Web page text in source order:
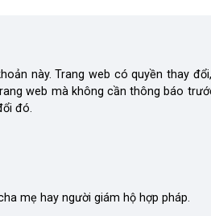
này. Trang web có quyền thay
web mà không cần thông báo
đó.
mẹ hay người giám hộ hợp pháp.